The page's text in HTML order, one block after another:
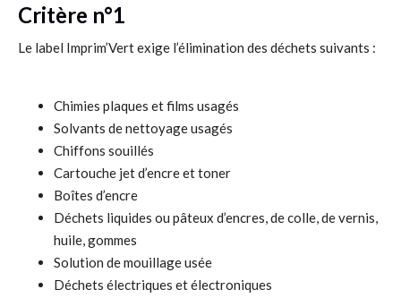
Critère n°1
Le label Imprim’Vert exige l’élimination des déchets suivants :
Chimies plaques et films usagés
Solvants de nettoyage usagés
Chiffons souillés
Cartouche jet d’encre et toner
Boîtes d’encre
Déchets liquides ou pâteux d’encres, de colle, de vernis,
huile, gommes
Solution de mouillage usée
Déchets électriques et électroniques